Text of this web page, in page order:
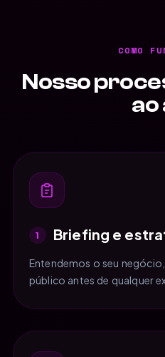
COMO
Nosso
ao
1 Briefing e
Entendemos o seu
público antes de qualquer